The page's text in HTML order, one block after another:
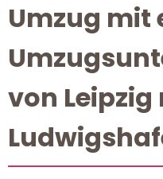
Umzug mit
von Leipzig